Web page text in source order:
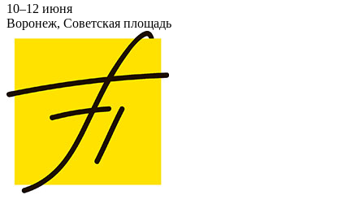
10–12 июня
Воронеж, Советская площадь